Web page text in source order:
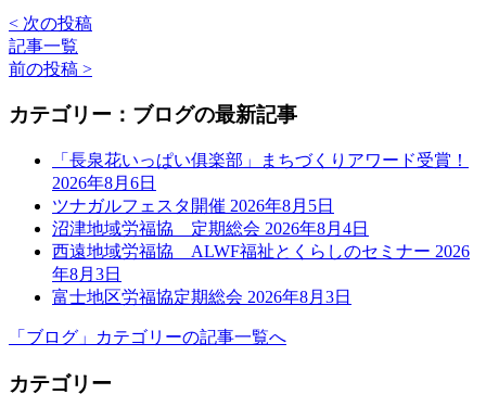
< 次の投稿
記事一覧
前の投稿 >
カテゴリー：ブログの最新記事
「長泉花いっぱい俱楽部」まちづくりアワード受賞！
2026年8月6日
ツナガルフェスタ開催 2026年8月5日
沼津地域労福協 定期総会 2026年8月4日
西遠地域労福協 ALWF福祉とくらしのセミナー 2026
年8月3日
富士地区労福協定期総会 2026年8月3日
「ブログ」カテゴリーの記事一覧へ
カテゴリー